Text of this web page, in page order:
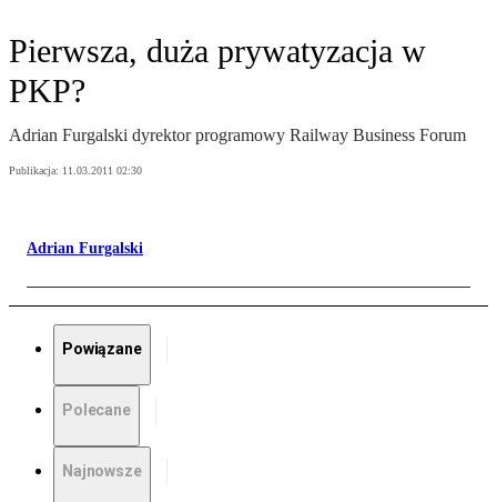
Pierwsza, duża prywatyzacja w
PKP?
Adrian Furgalski dyrektor programowy Railway Business Forum
Publikacja: 11.03.2011 02:30
Adrian Furgalski
Powiązane
Polecane
Najnowsze